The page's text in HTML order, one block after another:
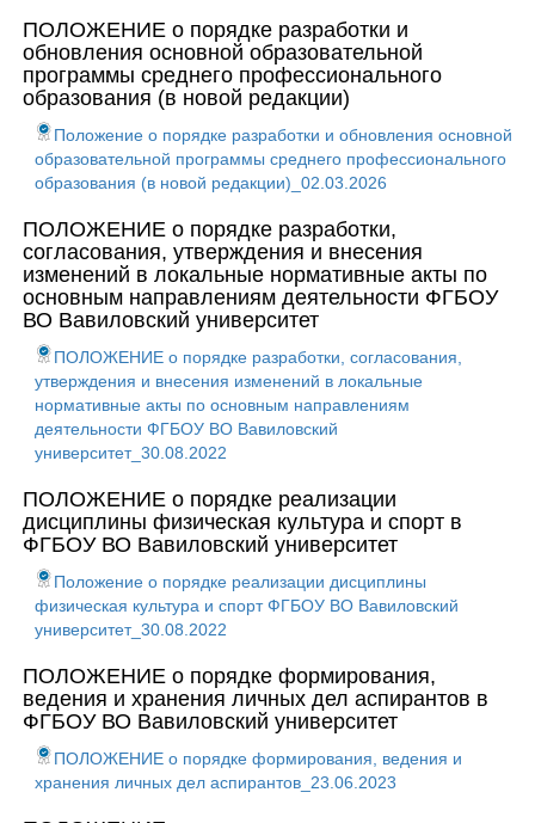
ПОЛОЖЕНИЕ о порядке разработки и
обновления основной образовательной
программы среднего профессионального
образования (в новой редакции)
Положение о порядке разработки и обновления основной
образовательной программы среднего профессионального
образования (в новой редакции)_02.03.2026
ПОЛОЖЕНИЕ о порядке разработки,
согласования, утверждения и внесения
изменений в локальные нормативные акты по
основным направлениям деятельности ФГБОУ
ВО Вавиловский университет
ПОЛОЖЕНИЕ о порядке разработки, согласования,
утверждения и внесения изменений в локальные
нормативные акты по основным направлениям
деятельности ФГБОУ ВО Вавиловский
университет_30.08.2022
ПОЛОЖЕНИЕ о порядке реализации
дисциплины физическая культура и спорт в
ФГБОУ ВО Вавиловский университет
Положение о порядке реализации дисциплины
физическая культура и спорт ФГБОУ ВО Вавиловский
университет_30.08.2022
ПОЛОЖЕНИЕ о порядке формирования,
ведения и хранения личных дел аспирантов в
ФГБОУ ВО Вавиловский университет
ПОЛОЖЕНИЕ о порядке формирования, ведения и
хранения личных дел аспирантов_23.06.2023